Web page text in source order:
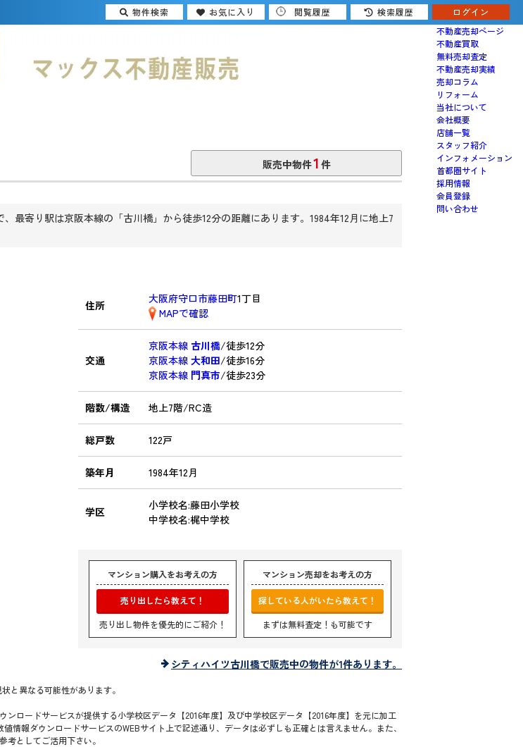
売りたい
不動産売却ページ
不動産買取
無料売却査定
不動産売却実績
売却コラム
リフォーム
当社について
会社概要
店舗一覧
スタッフ紹介
インフォメーション
首都圏サイト
採用情報
会員登録
問い合わせ
販売中物件1 件
最寄り駅は京阪本線の「古川橋」から徒歩12分の距離にあります。1984年12月に地上7
住所 大阪府守口市藤田町1丁目
MAPで確認
交通
京阪本線 古川橋/徒歩12分
京阪本線 大和田/徒歩16分
京阪本線 門真市/徒歩23分
階数/構造 地上7階/RC造
総戸数 122戸
築年月 1984年12月
学区
小学校名:藤田小学校
中学校名:梶中学校
マンション購入をお考えの方
売り出したら教えて！
売り出し物件を優先的にご紹介！
マンション売却をお考えの方
探している人がいたら教えて！
まずは無料査定！も可能です
シティハイツ古川橋で販売中の物件が1件あります。
と異なる可能性があります。
ロードサービスが提供する小学校区データ【2016年度】及び中学校区データ【2016年度】を元に加工
情報ダウンロードサービスのWEBサイト上で記述通り、データは必ずしも正確とは言えません。また、
としてご活用下さい。
物件検索 お気に入り 閲覧履歴 検索履歴 ログイン